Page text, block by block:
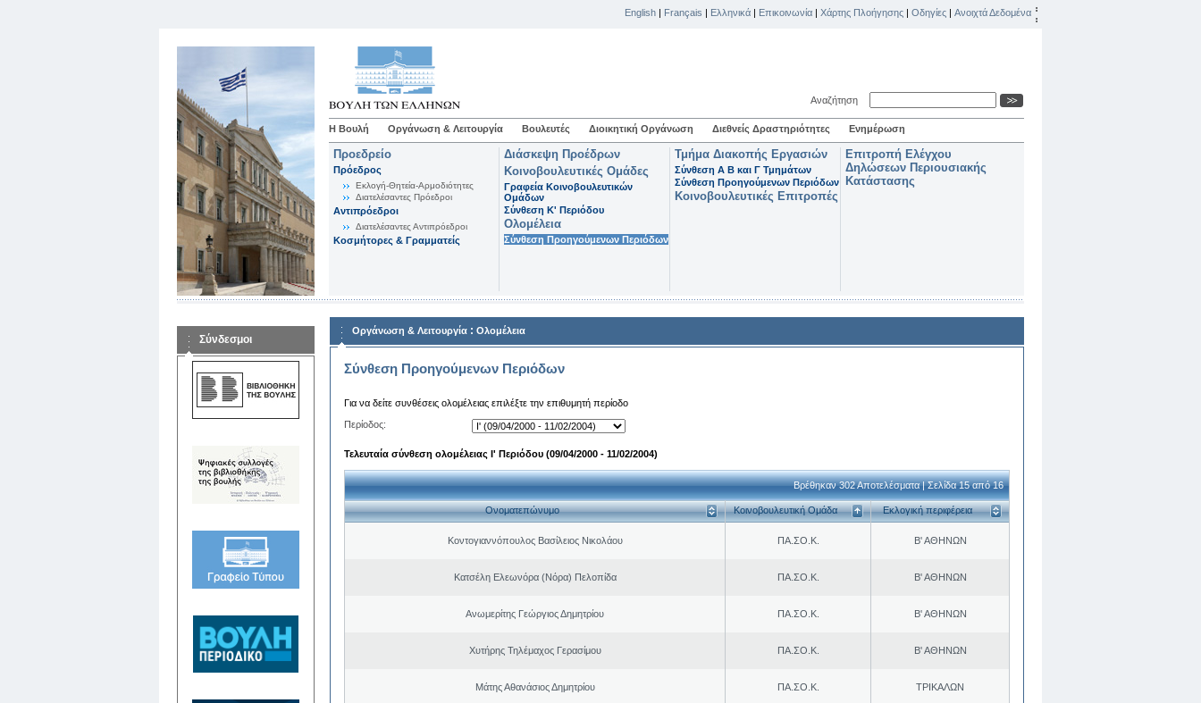
English | Français | Ελληνικά | Επικοινωνία | Χάρτης Πλοήγησης | Οδηγίες | Ανοιχτά Δεδομένα
Αναζήτηση
Η Βουλή Οργάνωση & Λειτουργία Βουλευτές Διοικητική Οργάνωση Διεθνείς Δραστηριότητες Ενημέρωση
Προεδρείο
Πρόεδρος
Εκλογή-Θητεία-Αρμοδιότητες
Διατελέσαντες Πρόεδροι
Αντιπρόεδροι
Διατελέσαντες Αντιπρόεδροι
Κοσμήτορες & Γραμματείς
Διάσκεψη Προέδρων
Κοινοβουλευτικές Ομάδες
Γραφεία Κοινοβουλευτικών
Ομάδων
Σύνθεση K' Περιόδου
Ολομέλεια
Σύνθεση Προηγούμενων Περιόδων
Τμήμα Διακοπής Εργασιών
Σύνθεση Α Β και Γ Τμημάτων
Σύνθεση Προηγούμενων Περιόδων
Κοινοβουλευτικές Επιτροπές
Επιτροπή Ελέγχου
Δηλώσεων Περιουσιακής
Κατάστασης
Σύνδεσμοι
Οργάνωση & Λειτουργία : Ολομέλεια
Σύνθεση Προηγούμενων Περιόδων
Για να δείτε συνθέσεις ολομέλειας επιλέξτε την επιθυμητή περίοδο
Περίοδος:
Τελευταία σύνθεση ολομέλειας Ι' Περιόδου (09/04/2000 - 11/02/2004)
Βρέθηκαν 302 Αποτελέσματα | Σελίδα 15 από 16
Ονοματεπώνυμο Κοινοβουλευτική Ομάδα Εκλογική περιφέρεια
Κοντογιαννόπουλος Βασίλειος Νικολάου ΠΑ.ΣΟ.Κ. Β' ΑΘΗΝΩΝ
Κατσέλη Ελεωνόρα (Νόρα) Πελοπίδα ΠΑ.ΣΟ.Κ. Β' ΑΘΗΝΩΝ
Ανωμερίτης Γεώργιος Δημητρίου ΠΑ.ΣΟ.Κ. Β' ΑΘΗΝΩΝ
Χυτήρης Τηλέμαχος Γερασίμου ΠΑ.ΣΟ.Κ. Β' ΑΘΗΝΩΝ
Μάτης Αθανάσιος Δημητρίου ΠΑ.ΣΟ.Κ. ΤΡΙΚΑΛΩΝ